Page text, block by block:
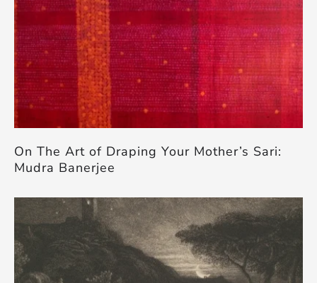
On The Art of Draping Your Mother’s Sari:
Mudra Banerjee